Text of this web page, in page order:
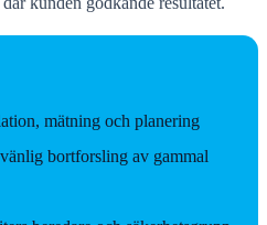
mätning och planering
bortforsling av gammal